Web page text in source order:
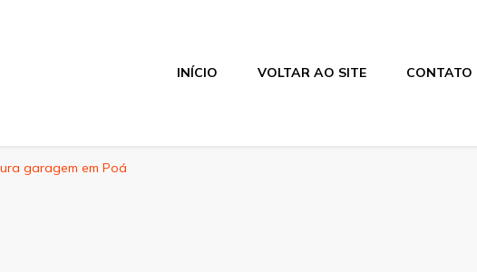
INÍCIO VOLTAR AO SITE CONTATO
garagem em Poá